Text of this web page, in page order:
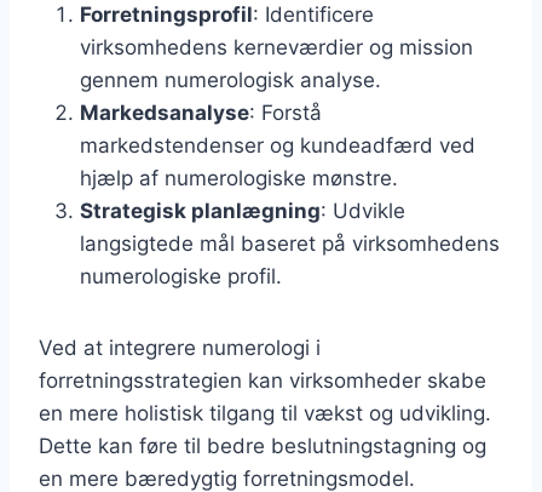
Forretningsprofil: Identificere
virksomhedens kerneværdier og mission
gennem numerologisk analyse.
Markedsanalyse: Forstå
markedstendenser og kundeadfærd ved
hjælp af numerologiske mønstre.
Strategisk planlægning: Udvikle
langsigtede mål baseret på virksomhedens
numerologiske profil.
Ved at integrere numerologi i
forretningsstrategien kan virksomheder skabe
en mere holistisk tilgang til vækst og udvikling.
Dette kan føre til bedre beslutningstagning og
en mere bæredygtig forretningsmodel.